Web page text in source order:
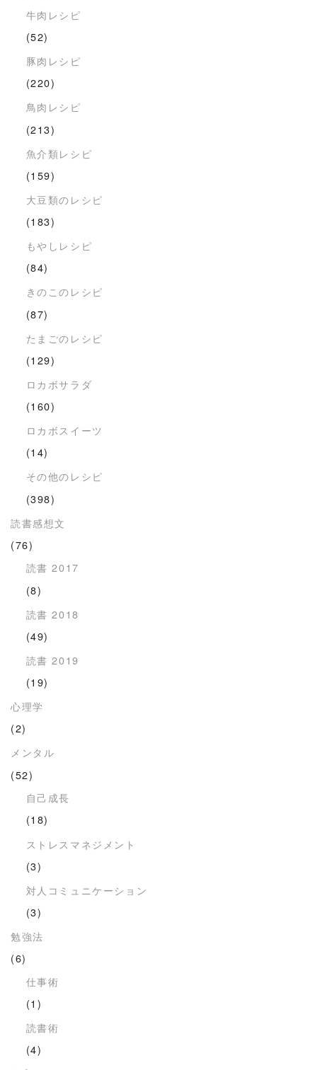
牛肉レシピ
(52)
豚肉レシピ
(220)
鳥肉レシピ
(213)
魚介類レシピ
(159)
大豆類のレシピ
(183)
もやしレシピ
(84)
きのこのレシピ
(87)
たまごのレシピ
(129)
ロカボサラダ
(160)
ロカボスイーツ
(14)
その他のレシピ
(398)
読書感想文
(76)
読書 2017
(8)
読書 2018
(49)
読書 2019
(19)
心理学
(2)
メンタル
(52)
自己成長
(18)
ストレスマネジメント
(3)
対人コミュニケーション
(3)
勉強法
(6)
仕事術
(1)
読書術
(4)